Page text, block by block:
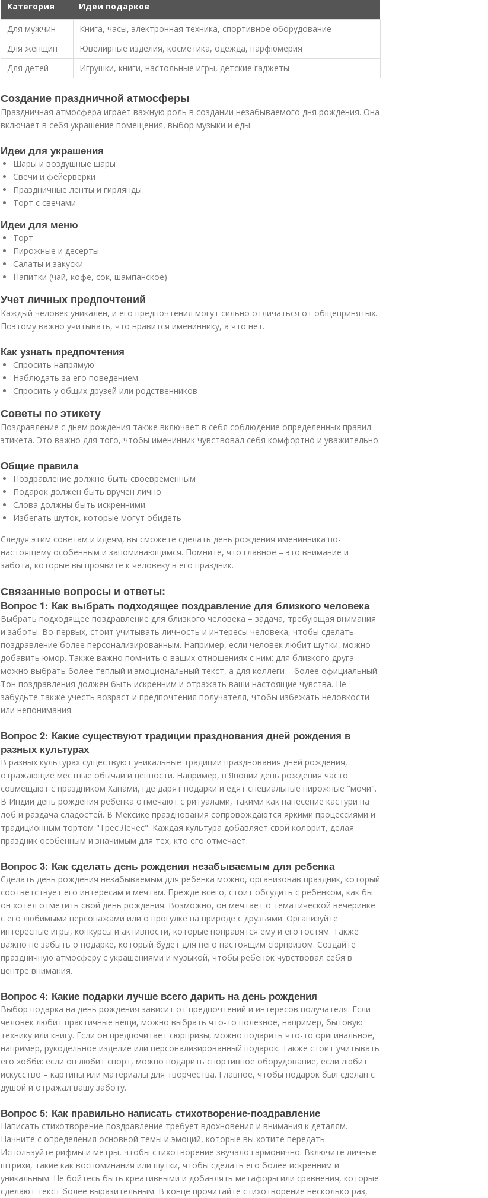
Категория
Идеи подарков
Для мужчин
Книга, часы, электронная техника, спортивное оборудование
Для женщин
Ювелирные изделия, косметика, одежда, парфюмерия
Для детей
Игрушки, книги, настольные игры, детские гаджеты
Создание праздничной атмосферы
Праздничная атмосфера играет важную роль в создании незабываемого дня рождения. Она
включает в себя украшение помещения, выбор музыки и еды.
Идеи для украшения
Шары и воздушные шары
Свечи и фейерверки
Праздничные ленты и гирлянды
Торт с свечами
Идеи для меню
Торт
Пирожные и десерты
Салаты и закуски
Напитки (чай, кофе, сок, шампанское)
Учет личных предпочтений
Каждый человек уникален, и его предпочтения могут сильно отличаться от общепринятых.
Поэтому важно учитывать, что нравится имениннику, а что нет.
Как узнать предпочтения
Спросить напрямую
Наблюдать за его поведением
Спросить у общих друзей или родственников
Советы по этикету
Поздравление с днем рождения также включает в себя соблюдение определенных правил
этикета. Это важно для того, чтобы именинник чувствовал себя комфортно и уважительно.
Общие правила
Поздравление должно быть своевременным
Подарок должен быть вручен лично
Слова должны быть искренними
Избегать шуток, которые могут обидеть
Следуя этим советам и идеям, вы сможете сделать день рождения именинника по-
настоящему особенным и запоминающимся. Помните, что главное – это внимание и
забота, которые вы проявите к человеку в его праздник.
Связанные вопросы и ответы:
Вопрос 1: Как выбрать подходящее поздравление для близкого человека
Выбрать подходящее поздравление для близкого человека – задача, требующая внимания
и заботы. Во-первых, стоит учитывать личность и интересы человека, чтобы сделать
поздравление более персонализированным. Например, если человек любит шутки, можно
добавить юмор. Также важно помнить о ваших отношениях с ним: для близкого друга
можно выбрать более теплый и эмоциональный текст, а для коллеги – более официальный.
Тон поздравления должен быть искренним и отражать ваши настоящие чувства. Не
забудьте также учесть возраст и предпочтения получателя, чтобы избежать неловкости
или непонимания.
Вопрос 2: Какие существуют традиции празднования дней рождения в
разных культурах
В разных культурах существуют уникальные традиции празднования дней рождения,
отражающие местные обычаи и ценности. Например, в Японии день рождения часто
совмещают с праздником Ханами, где дарят подарки и едят специальные пирожные "мочи".
В Индии день рождения ребенка отмечают с ритуалами, такими как нанесение кастури на
лоб и раздача сладостей. В Мексике празднования сопровождаются яркими процессиями и
традиционным тортом "Трес Лечес". Каждая культура добавляет свой колорит, делая
праздник особенным и значимым для тех, кто его отмечает.
Вопрос 3: Как сделать день рождения незабываемым для ребенка
Сделать день рождения незабываемым для ребенка можно, организовав праздник, который
соответствует его интересам и мечтам. Прежде всего, стоит обсудить с ребенком, как бы
он хотел отметить свой день рождения. Возможно, он мечтает о тематической вечеринке
с его любимыми персонажами или о прогулке на природе с друзьями. Организуйте
интересные игры, конкурсы и активности, которые понравятся ему и его гостям. Также
важно не забыть о подарке, который будет для него настоящим сюрпризом. Создайте
праздничную атмосферу с украшениями и музыкой, чтобы ребенок чувствовал себя в
центре внимания.
Вопрос 4: Какие подарки лучше всего дарить на день рождения
Выбор подарка на день рождения зависит от предпочтений и интересов получателя. Если
человек любит практичные вещи, можно выбрать что-то полезное, например, бытовую
технику или книгу. Если он предпочитает сюрпризы, можно подарить что-то оригинальное,
например, рукодельное изделие или персонализированный подарок. Также стоит учитывать
его хобби: если он любит спорт, можно подарить спортивное оборудование, если любит
искусство – картины или материалы для творчества. Главное, чтобы подарок был сделан с
душой и отражал вашу заботу.
Вопрос 5: Как правильно написать стихотворение-поздравление
Написать стихотворение-поздравление требует вдохновения и внимания к деталям.
Начните с определения основной темы и эмоций, которые вы хотите передать.
Используйте рифмы и метры, чтобы стихотворение звучало гармонично. Включите личные
штрихи, такие как воспоминания или шутки, чтобы сделать его более искренним и
уникальным. Не бойтесь быть креативными и добавлять метафоры или сравнения, которые
сделают текст более выразительным. В конце прочитайте стихотворение несколько раз,